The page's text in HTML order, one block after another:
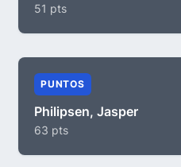
51 pts
PUNTOS
Philipsen, Jasper
63 pts